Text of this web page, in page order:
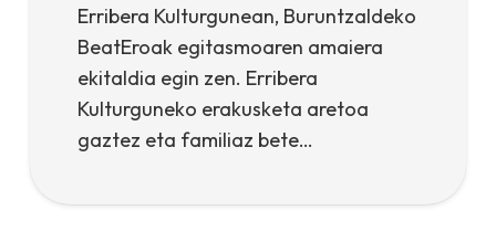
Erribera Kulturgunean, Buruntzaldeko
BeatEroak egitasmoaren amaiera
ekitaldia egin zen. Erribera
Kulturguneko erakusketa aretoa
gaztez eta familiaz bete…